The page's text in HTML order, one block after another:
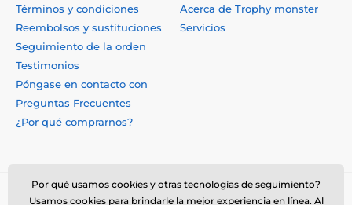
Términos y condiciones
Reembolsos y sustituciones
Seguimiento de la orden
Testimonios
Póngase en contacto con
Preguntas Frecuentes
¿Por qué comprarnos?
Acerca de Trophy monster
Servicios
Por qué usamos cookies y otras tecnologías de seguimiento?
Usamos cookies para brindarle la mejor experiencia en línea. Al